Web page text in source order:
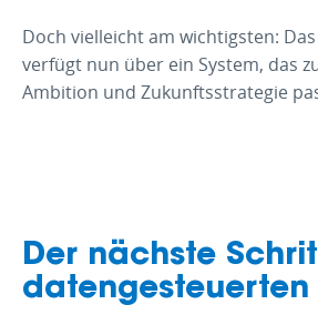
Doch vielleicht am wichtigsten:
verfügt nun über ein System, das
Ambition und Zukunftsstrategie
Der nächste
datengesteuerten